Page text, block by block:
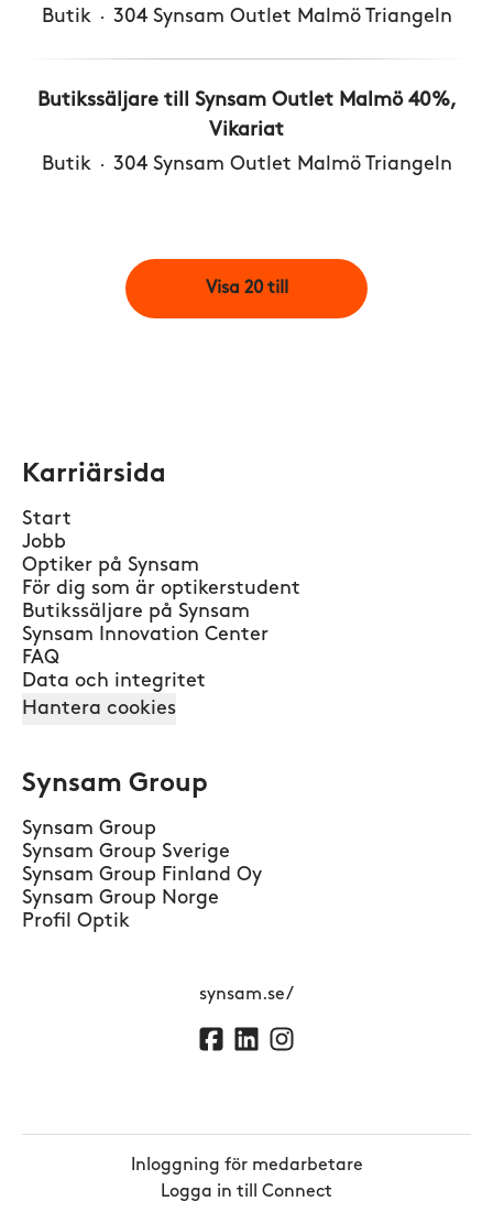
Butik · 304 Synsam Outlet Malmö Triangeln
Butikssäljare till Synsam Outlet Malmö 40%,
Vikariat
Butik · 304 Synsam Outlet Malmö Triangeln
Visa 20 till
Karriärsida
Start
Jobb
Optiker på Synsam
För dig som är optikerstudent
Butikssäljare på Synsam
Synsam Innovation Center
FAQ
Data och integritet
Hantera cookies
Synsam Group
Synsam Group
Synsam Group Sverige
Synsam Group Finland Oy
Synsam Group Norge
Profil Optik
synsam.se/
Inloggning för medarbetare
Logga in till Connect